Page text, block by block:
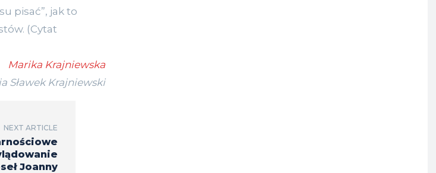
pisać”, jak to
(Cytat
Marika Krajniewska
Sławek Krajniewski
NEXT ARTICLE
Joanny